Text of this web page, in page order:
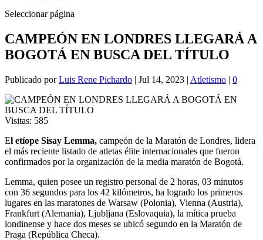
Seleccionar página
CAMPEÓN EN LONDRES LLEGARÁ A
BOGOTÁ EN BUSCA DEL TÍTULO
Publicado porLuis Rene Pichardo | Jul 14, 2023 | Atletismo | 0
Visitas: 585
El etíope Sisay Lemma, campeón de la Maratón de Londres, lidera
el más reciente listado de atletas élite internacionales que fueron
confirmados por la organización de la media maratón de Bogotá.
Lemma, quien posee un registro personal de 2 horas, 03 minutos
con 36 segundos para los 42 kilómetros, ha logrado los primeros
lugares en las maratones de Warsaw (Polonia), Vienna (Austria),
Frankfurt (Alemania), Ljubljana (Eslovaquia), la mítica prueba
londinense y hace dos meses se ubicó segundo en la Maratón de
Praga (República Checa).